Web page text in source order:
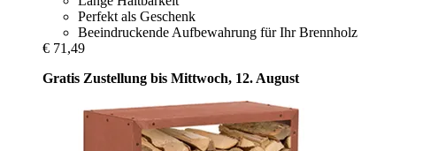
Perfekt als Geschenk
Beeindruckende Aufbewahrung für Ihr Brennholz
€ 71,49
Gratis Zustellung bis Mittwoch, 12. August